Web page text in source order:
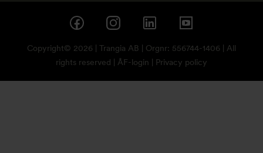
Copyright© 2026 | Trangia AB | Orgnr: 556744-1406 | All
rights reserved | ÅF-login Privacy policy